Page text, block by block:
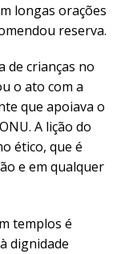
longas orações
reserva.
de crianças no
o ato com a
que apoiava o
A lição do
ético, que é
e em qualquer
templos é
dignidade